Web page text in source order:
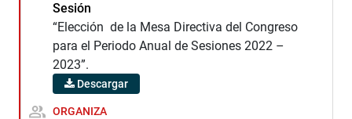
Sesión
“Elección de la Mesa Directiva del Congreso
para el Periodo Anual de Sesiones 2022 –
2023”.
Descargar
ORGANIZA